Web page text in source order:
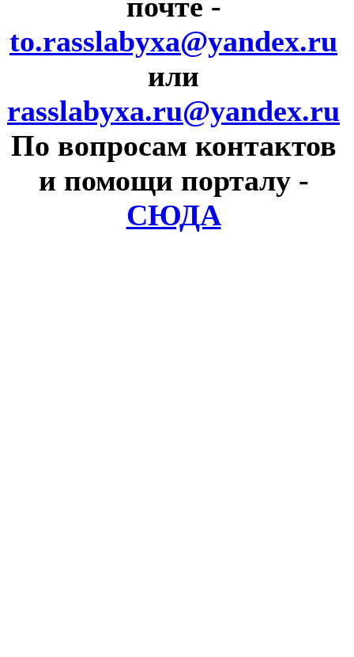
to.rasslabyxa@yandex.ru
или
rasslabyxa.ru@yandex.ru
По вопросам контактов
и помощи порталу -
СЮДА